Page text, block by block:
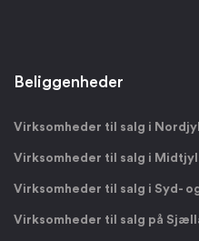
Beliggenheder
Virksomheder til salg i
Virksomheder til salg i
Virksomheder til salg i Syd-
Virksomheder til salg på